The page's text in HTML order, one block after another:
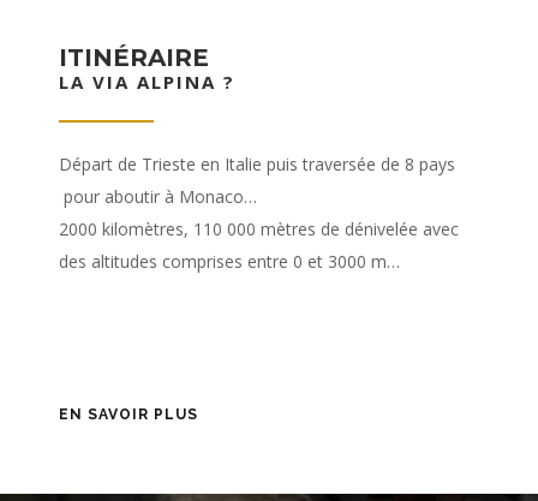
ITINÉRAIRE
LA VIA ALPINA ?
Départ de Trieste en Italie puis traversée de 8 pays
pour aboutir à Monaco…
2000 kilomètres, 110 000 mètres de dénivelée avec
des altitudes comprises entre 0 et 3000 m…
EN SAVOIR PLUS